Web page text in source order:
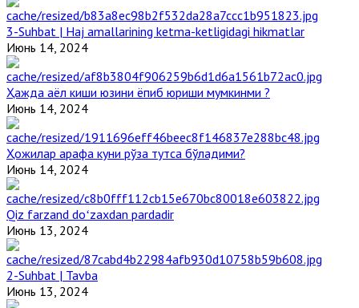
3-Suhbat | Haj amallarining ketma-ketligidagi hikmatlar
Июнь 14, 2024
Ҳажда аёл киши юзини ёпиб юриши мумкинми ?
Июнь 14, 2024
Ҳожилар арафа куни рўза тутса бўладими?
Июнь 14, 2024
Qiz farzand doʻzaxdan pardadir
Июнь 13, 2024
2-Suhbat | Tavba
Июнь 13, 2024